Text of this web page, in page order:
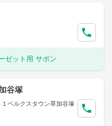
ゼット用 サボン
谷塚
ベルクスタウン草加谷塚